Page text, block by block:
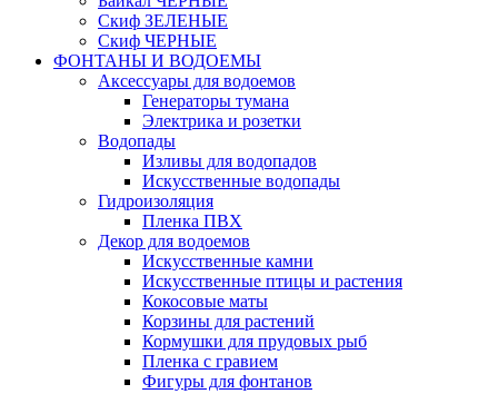
Скиф ЗЕЛЕНЫЕ
Скиф ЧЕРНЫЕ
ФОНТАНЫ И ВОДОЕМЫ
Аксессуары для водоемов
Генераторы тумана
Электрика и розетки
Водопады
Изливы для водопадов
Искусственные водопады
Гидроизоляция
Пленка ПВХ
Декор для водоемов
Искусственные камни
Искусственные птицы и растения
Кокосовые маты
Корзины для растений
Кормушки для прудовых рыб
Пленка с гравием
Фигуры для фонтанов